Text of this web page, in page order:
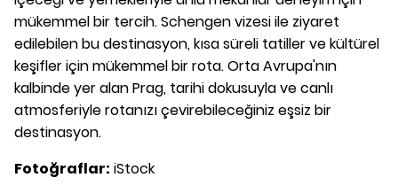
mükemmel bir tercih. Schengen vizesi ile ziyaret
edilebilen bu destinasyon, kısa süreli tatiller ve kültürel
keşifler için mükemmel bir rota. Orta Avrupa'nın
kalbinde yer alan Prag, tarihi dokusuyla ve canlı
atmosferiyle rotanızı çevirebileceğiniz eşsiz bir
destinasyon.
Fotoğraflar: iStock